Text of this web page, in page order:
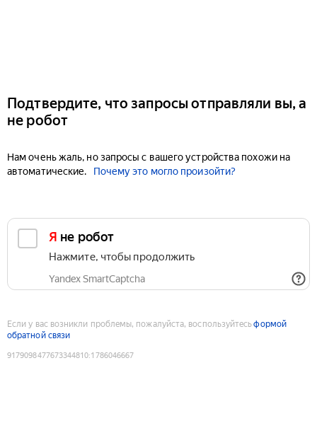
Подтвердите, что запросы отправляли вы, а
не робот
Нам очень жаль, но запросы с вашего устройства похожи на
автоматические.
Почему это могло произойти?
Я не робот
Нажмите, чтобы продолжить
Yandex SmartCaptcha
Если у вас возникли проблемы, пожалуйста, воспользуйтесьформой
обратной связи
9179098477673344810:1786046667